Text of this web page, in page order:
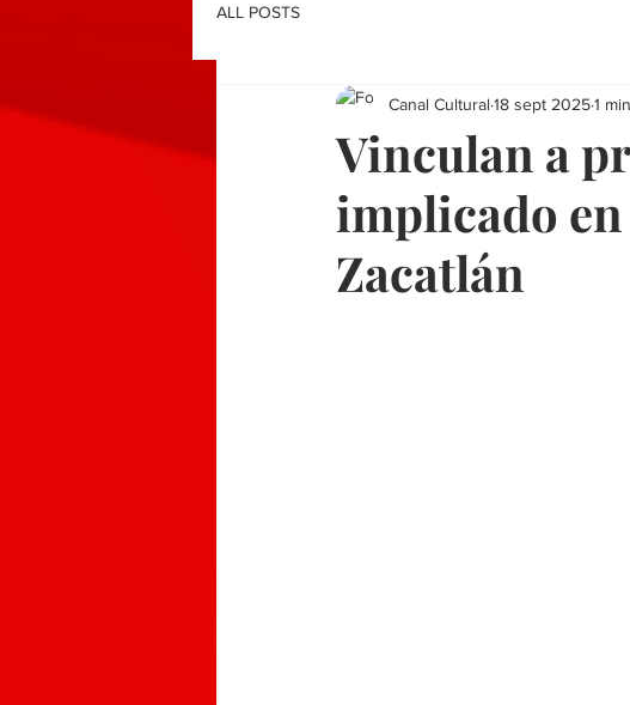
ALL POSTS
Vinculan a
implicado
Zacatlán
Canal Cultural 18 sept 20251